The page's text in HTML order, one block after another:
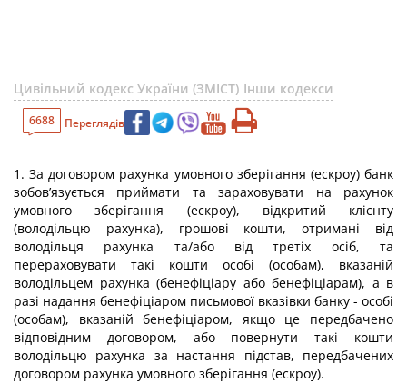
Цивільний кодекс України (ЗМІСТ) Інши кодекси
6688 Переглядів
1. За договором рахунка умовного зберігання (ескроу) банк
зобов’язується приймати та зараховувати на рахунок
умовного зберігання (ескроу), відкритий клієнту
(володільцю рахунка), грошові кошти, отримані від
володільця рахунка та/або від третіх осіб, та
перераховувати такі кошти особі (особам), вказаній
володільцем рахунка (бенефіціару або бенефіціарам), а в
разі надання бенефіціаром письмової вказівки банку - особі
(особам), вказаній бенефіціаром, якщо це передбачено
відповідним договором, або повернути такі кошти
володільцю рахунка за настання підстав, передбачених
договором рахунка умовного зберігання (ескроу).